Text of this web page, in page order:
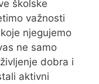
školske
važnosti
njegujemo
ne samo
dobra i
aktivni